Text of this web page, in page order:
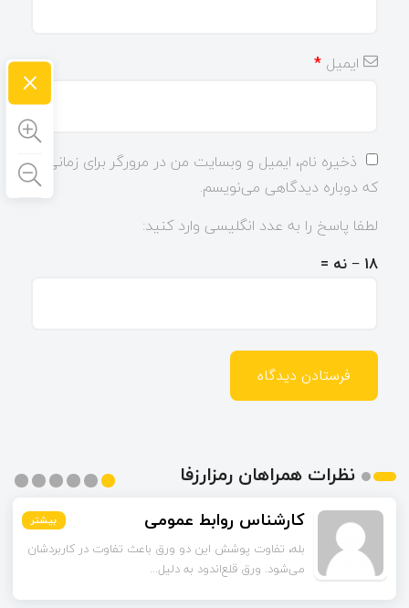
ایمیل *
ذخیره نام، ایمیل و وبسایت من در مرورگر برای زمانی
که دوباره دیدگاهی می‌نویسم.
لطفا پاسخ را به عدد انگلیسی وارد کنید:
18 − نه =
نظرات همراهان رمزارزفا
بیشتر اسماعیل زاده بیشتر
تا قبل از خوندن این مقاله فکر می‌کردم ورق قلع‌اندود
همون ورق گالوانیزه است. تفاو...
بیشتر
بیشتر
بیشتر
بیشتر
×